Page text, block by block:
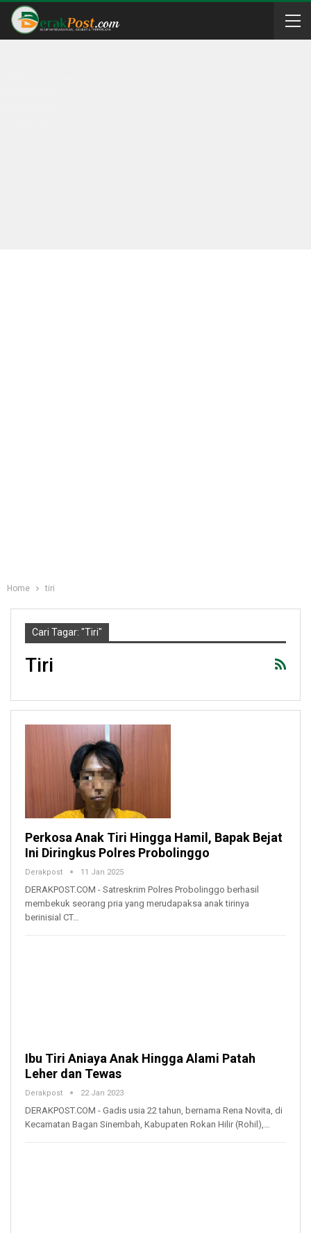
Home tiri
Cari Tagar: "tiri"
Tiri
Perkosa Anak Tiri Hingga Hamil, Bapak Bejat
Ini Diringkus Polres Probolinggo
Derakpost 11 Jan 2025
DERAKPOST.COM - Satreskrim Polres Probolinggo berhasil
membekuk seorang pria yang merudapaksa anak tirinya
berinisial CT…
Ibu Tiri Aniaya Anak Hingga Alami Patah
Leher dan Tewas
Derakpost 22 Jan 2023
DERAKPOST.COM - Gadis usia 22 tahun, bernama Rena Novita, di
Kecamatan Bagan Sinembah, Kabupaten Rokan Hilir (Rohil),…